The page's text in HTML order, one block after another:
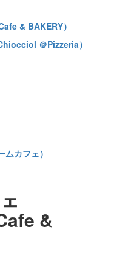
& BAKERY）
＠Pizzeria）
カフェ）
&